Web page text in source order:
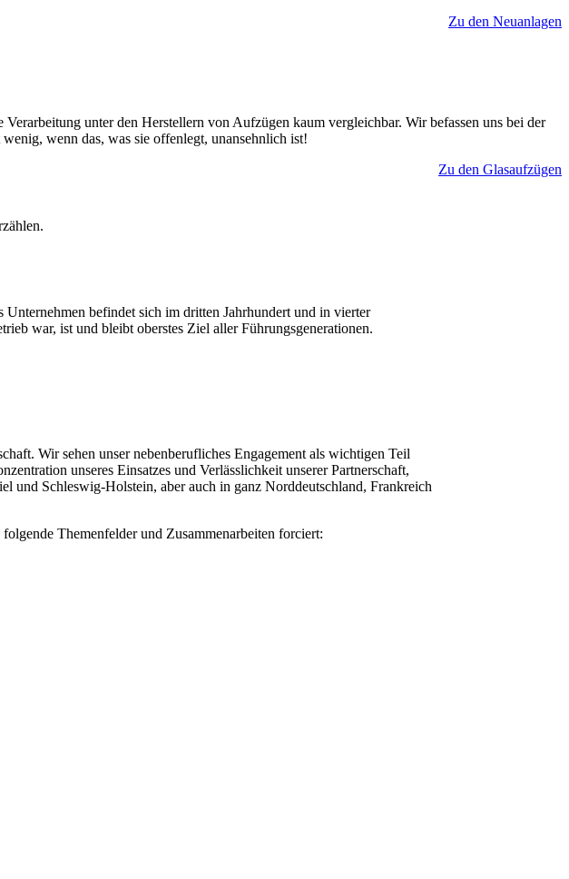
Zu den Neuanlagen
unter den Herstellern von Aufzügen kaum vergleichbar. Wir befassen uns bei der
wenn das, was sie offenlegt, unansehnlich ist!
Zu den Glasaufzügen
befindet sich im dritten Jahrhundert und in vierter
war, ist und bleibt oberstes Ziel aller Führungsgenerationen.
Wir sehen unser nebenberufliches Engagement als wichtigen Teil
unseres Einsatzes und Verlässlichkeit unserer Partnerschaft,
und Schleswig-Holstein, aber auch in ganz Norddeutschland, Frankreich
Themenfelder und Zusammenarbeiten forciert: